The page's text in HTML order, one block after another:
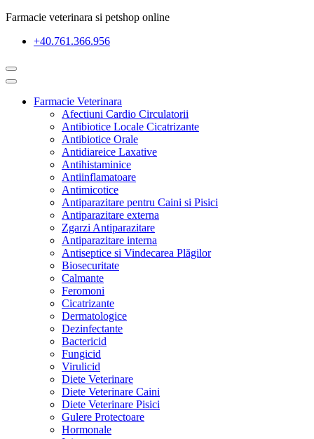
Farmacie veterinara si petshop online
+40.761.366.956
Farmacie Veterinara
Afectiuni Cardio Circulatorii
Antibiotice Locale Cicatrizante
Antibiotice Orale
Antidiareice Laxative
Antihistaminice
Antiinflamatoare
Antimicotice
Antiparazitare pentru Caini si Pisici
Antiparazitare externa
Zgarzi Antiparazitare
Antiparazitare interna
Antiseptice si Vindecarea Plăgilor
Biosecuritate
Calmante
Feromoni
Cicatrizante
Dermatologice
Dezinfectante
Bactericid
Fungicid
Virulicid
Diete Veterinare
Diete Veterinare Caini
Diete Veterinare Pisici
Gulere Protectoare
Hormonale